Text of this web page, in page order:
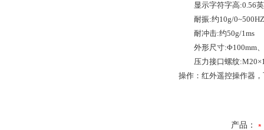
显示字符字高:0.56
耐振:约10g/0~500HZ
耐冲击:约50g/1ms
外形尺寸:Φ100mm、
压力接口螺纹
操作：红外遥控操作器
产品：